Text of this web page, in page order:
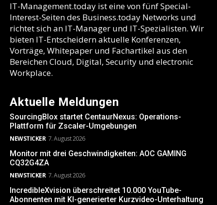
IT-Management.today ist eine von fünf Special-
Interest-Seiten des Business.today Networks und
richtet sich an IT-Manager und IT-Spezialisten. Wir
bieten IT-Entscheidern aktuelle Konferenzen,
Vorträge, Whitepaper und Fachartikel aus den
Bereichen Cloud, Digital, Security und electronic
Workplace.
Aktuelle Meldungen
SourcingBlox startet CentaurNexus: Operations-
Plattform für Zscaler-Umgebungen
NEWSTICKER 7. August 2026
Monitor mit drei Geschwindigkeiten: AOC GAMING
CQ32G4ZA
NEWSTICKER 7. August 2026
IncredibleXvision überschreitet 10.000 YouTube-
Abonnenten mit KI-generierter Kurzvideo-Unterhaltung